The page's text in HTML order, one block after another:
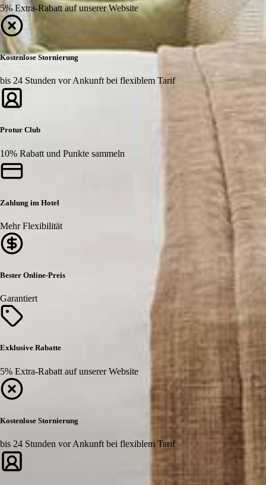
5% Extra-Rabatt auf unserer Website
Kostenlose Stornierung
bis 24 Stunden vor Ankunft bei flexiblem Tarif
Protur Club
10% Rabatt und Punkte sammeln
Zahlung im Hotel
Mehr Flexibilität
Bester Online-Preis
Garantiert
Exklusive Rabatte
5% Extra-Rabatt auf unserer Website
Kostenlose Stornierung
bis 24 Stunden vor Ankunft bei flexiblem Tarif